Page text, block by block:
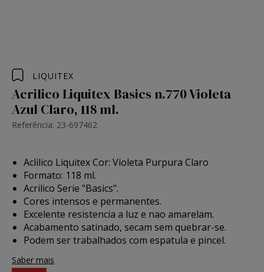
LIQUITEX
Acrilico Liquitex Basics n.770 Violeta
Azul Claro, 118 ml.
Referência: 23-697462
Aclilico Liquitex Cor: Violeta Purpura Claro
Formato: 118 ml.
Acrilico Serie "Basics".
Cores intensos e permanentes.
Excelente resistencia a luz e nao amarelam.
Acabamento satinado, secam sem quebrar-se.
Podem ser trabalhados com espatula e pincel.
Saber mais